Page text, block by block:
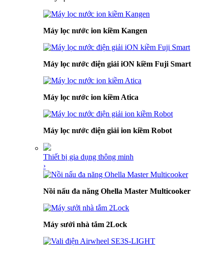
Máy lọc nước ion kiềm Kangen
Máy lọc nước điện giải iON kiềm Fuji Smart
Máy lọc nước ion kiềm Atica
Máy lọc nước điện giải ion kiềm Robot
Thiết bị gia dụng thông minh
›
Nồi nấu đa năng Ohella Master Multicooker
Máy sưởi nhà tắm 2Lock